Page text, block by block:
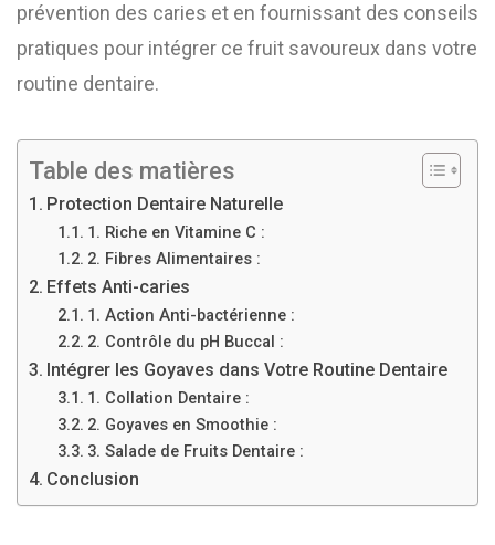
prévention des caries et en fournissant des conseils
pratiques pour intégrer ce fruit savoureux dans votre
routine dentaire.
Table des matières
Protection Dentaire Naturelle
1. Riche en Vitamine C :
2. Fibres Alimentaires :
Effets Anti-caries
1. Action Anti-bactérienne :
2. Contrôle du pH Buccal :
Intégrer les Goyaves dans Votre Routine Dentaire
1. Collation Dentaire :
2. Goyaves en Smoothie :
3. Salade de Fruits Dentaire :
Conclusion